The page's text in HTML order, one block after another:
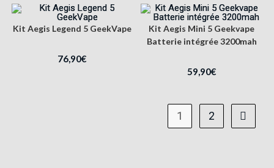
Kit Aegis Legend 5 GeekVape
76,90€
Kit Aegis Mini 5 Geekvape
Batterie intégrée 3200mah
59,90€
1 2